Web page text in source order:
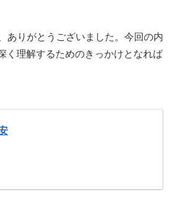
ありがとうございました。今回の内
く理解するためのきっかけとなれば